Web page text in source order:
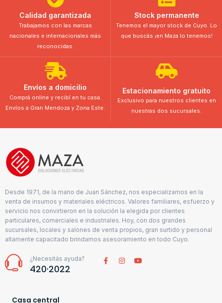
Calidad garantizada
Trabajamos con las marcas
nacionales e internacionales más
reconocidas.
Stock permanente
Tenemos el mayor stock de Cuyo. Lo
que buscás ¡en Maza lo tenemos!
Envíos a domicilio
Comprá online y recibí en tu casa.
Envíos a Gran Mendoza y Zona Este.
Estacionamiento gratuito
Exclusivo para nuestros clientes en
nuestras dos sucursales.
Desde 1971, de la mano de Juan Sánchez, nos especializamos en la
venta de insumos y materiales eléctricos. Valores familiares, esfuerzo y
servicio nos convirtieron en la solución la elegida por clientes
particulares, comerciales e industriales. Hoy, con dos grandes
sucursales, locales y salones de venta propios, gran surtido y personal
altamente capacitado brindamos asesoramiento en todo Cuyo.
¿Necesitás ayuda?
420·2022
Casa central